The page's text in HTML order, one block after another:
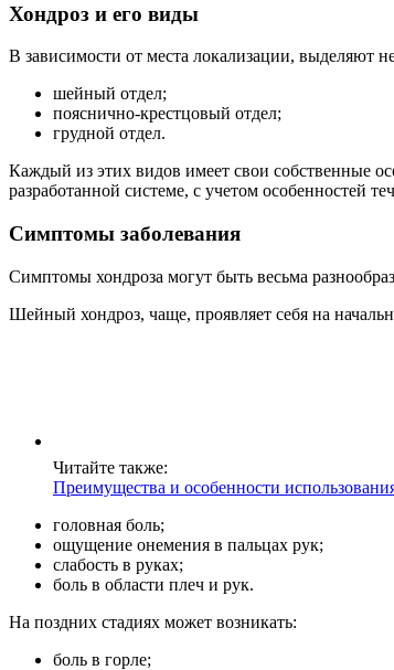
Хондроз и его виды
В зависимости от места локализации, выделяют
шейный отдел;
пояснично-крестцовый отдел;
грудной отдел.
Каждый из этих видов имеет свои собственные
разработанной системе, с учетом особенностей
Симптомы заболевания
Симптомы хондроза могут быть весьма
Шейный хондроз, чаще, проявляет себя на
Читайте также:
Преимущества и особенности
головная боль;
ощущение онемения в пальцах рук;
слабость в руках;
боль в области плеч и рук.
На поздних стадиях может возникать:
боль в горле;